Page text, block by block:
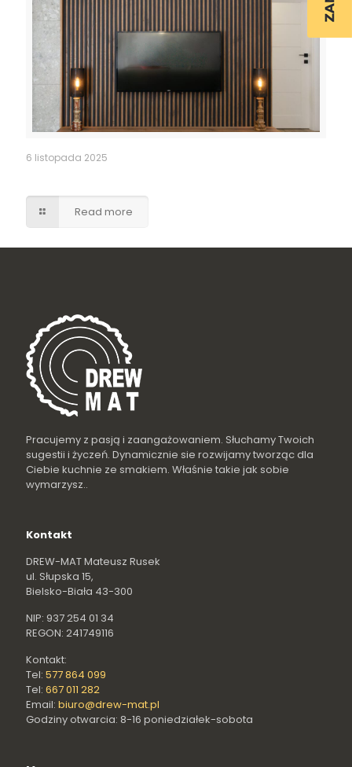
6 listopada 2025
Read more
Pracujemy z pasją i zaangażowaniem. Słuchamy Twoich
sugestii i życzeń. Dynamicznie sie rozwijamy tworząc dla
Ciebie kuchnie ze smakiem. Właśnie takie jak sobie
wymarzysz..
Kontakt
DREW-MAT Mateusz Rusek
ul. Słupska 15,
Bielsko-Biała 43-300
NIP: 937 254 01 34
REGON: 241749116
Kontakt:
Tel: 577 864 099
Tel: 667 011 282
Email: biuro@drew-mat.pl
Godziny otwarcia: 8-16 poniedziałek-sobota